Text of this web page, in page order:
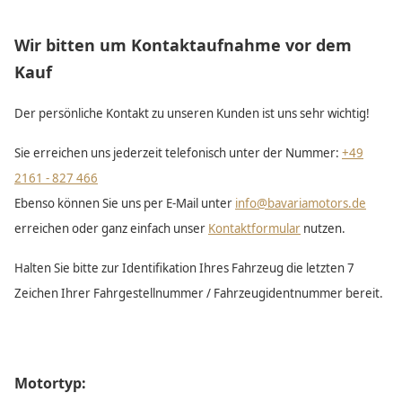
Wir bitten um Kontaktaufnahme vor dem
Kauf
Der persönliche Kontakt zu unseren Kunden ist uns sehr wichtig!
Sie erreichen uns jederzeit telefonisch unter der Nummer: +49
2161 - 827 466
Ebenso können Sie uns per E-Mail unter info@bavariamotors.de
erreichen oder ganz einfach unser Kontaktformular nutzen.
Halten Sie bitte zur Identifikation Ihres Fahrzeug die letzten 7
Zeichen Ihrer Fahrgestellnummer / Fahrzeugidentnummer bereit.
Motortyp: